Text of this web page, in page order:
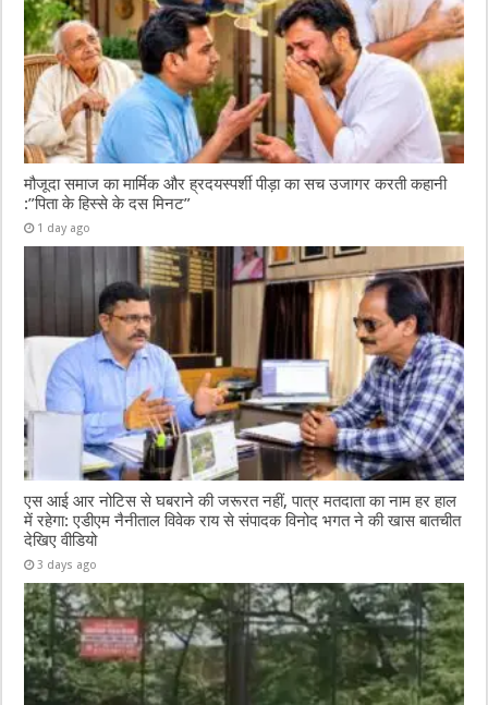
मौजूदा समाज का मार्मिक और ह्रदयस्पर्शी पीड़ा का सच उजागर करती कहानी
:”पिता के हिस्से के दस मिनट”
1 day ago
एस आई आर नोटिस से घबराने की जरूरत नहीं, पात्र मतदाता का नाम हर हाल
में रहेगा: एडीएम नैनीताल विवेक राय से संपादक विनोद भगत ने की खास बातचीत
देखिए वीडियो
3 days ago